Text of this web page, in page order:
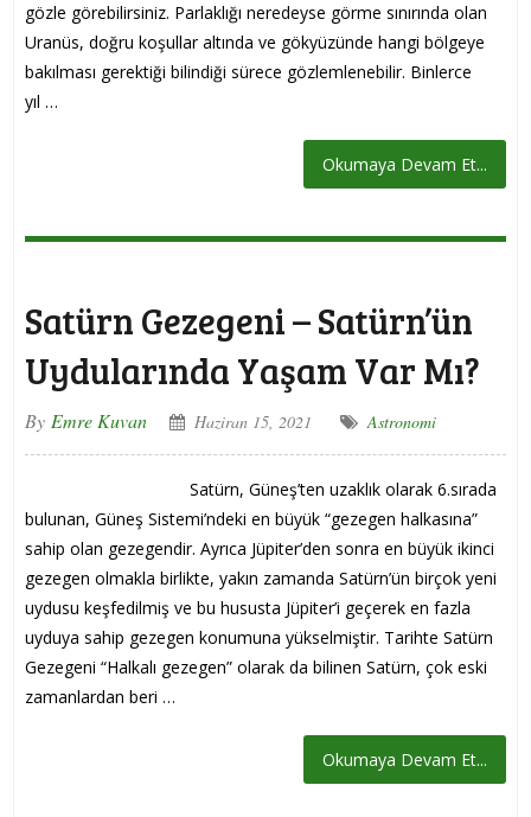
gözle görebilirsiniz. Parlaklığı neredeyse görme sınırında olan
Uranüs, doğru koşullar altında ve gökyüzünde hangi bölgeye
bakılması gerektiği bilindiği sürece gözlemlenebilir. Binlerce
yıl …
Okumaya Devam Et...
Satürn Gezegeni – Satürn’ün
Uydularında Yaşam Var Mı?
By Emre Kuvan Haziran 15, 2021 Astronomi
Satürn, Güneş’ten uzaklık olarak 6.sırada
bulunan, Güneş Sistemi’ndeki en büyük “gezegen halkasına”
sahip olan gezegendir. Ayrıca Jüpiter’den sonra en büyük ikinci
gezegen olmakla birlikte, yakın zamanda Satürn’ün birçok yeni
uydusu keşfedilmiş ve bu hususta Jüpiter’i geçerek en fazla
uyduya sahip gezegen konumuna yükselmiştir. Tarihte Satürn
Gezegeni “Halkalı gezegen” olarak da bilinen Satürn, çok eski
zamanlardan beri …
Okumaya Devam Et...